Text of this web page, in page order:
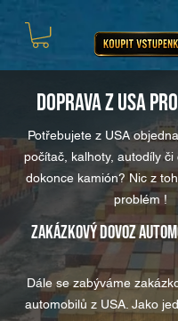
DOPRAVA Z USA
Potřebujete z USA
počítač, kalhoty, autodíly
dokonce kamión? Nic z
problém !
Dále se zabýváme
automobilů z USA. Jako
ZAKÁZKOVÝ DOVOZ